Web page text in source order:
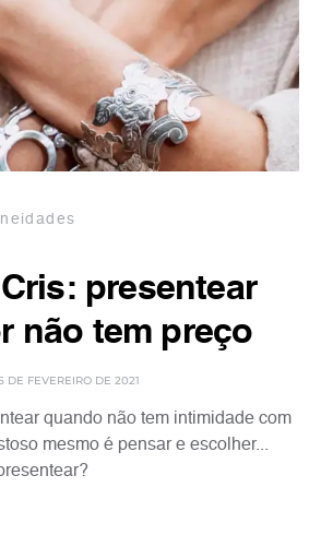
presentear
não tem preço
DE FEVEREIRO DE 2021
quando não tem intimidade com
mesmo é pensar e escolher...